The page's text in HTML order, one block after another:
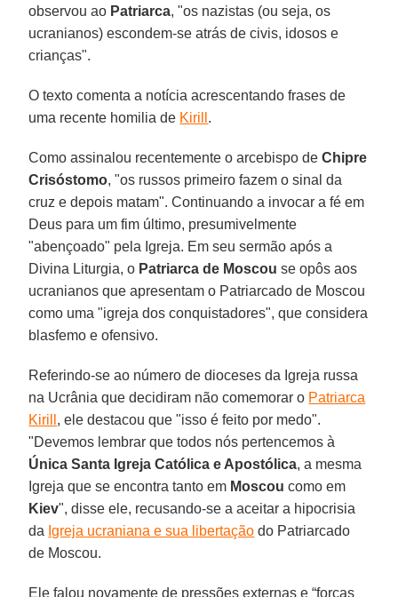
observou ao Patriarca, "os nazistas (ou seja, os
ucranianos) escondem-se atrás de civis, idosos e
crianças".
O texto comenta a notícia acrescentando frases de
uma recente homilia de Kirill .
Como assinalou recentemente o arcebispo deChipre
Crisóstomo, "os russos primeiro fazem o sinal da
cruz e depois matam". Continuando a invocar a fé em
Deus para um fim último, presumivelmente
"abençoado" pela Igreja. Em seu sermão após a
Divina Liturgia, o Patriarca de Moscou se opôs aos
ucranianos que apresentam o Patriarcado de Moscou
como uma "igreja dos conquistadores", que considera
blasfemo e ofensivo.
Referindo-se ao número de dioceses da Igreja russa
na Ucrânia que decidiram não comemorar o Patriarca
Kirill , ele destacou que "isso é feito por medo".
"Devemos lembrar que todos nós pertencemos à
Única Santa Igreja Católica e Apostólica, a mesma
Igreja que se encontra tanto em Moscou como em
Kiev", disse ele, recusando-se a aceitar a hipocrisia
da Igreja ucraniana e sua libertação do Patriarcado
de Moscou.
Ele falou novamente de pressões externas e “forças